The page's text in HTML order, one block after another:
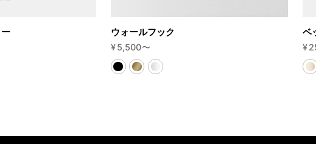
ウォールフック
¥5,500〜
ベ
¥